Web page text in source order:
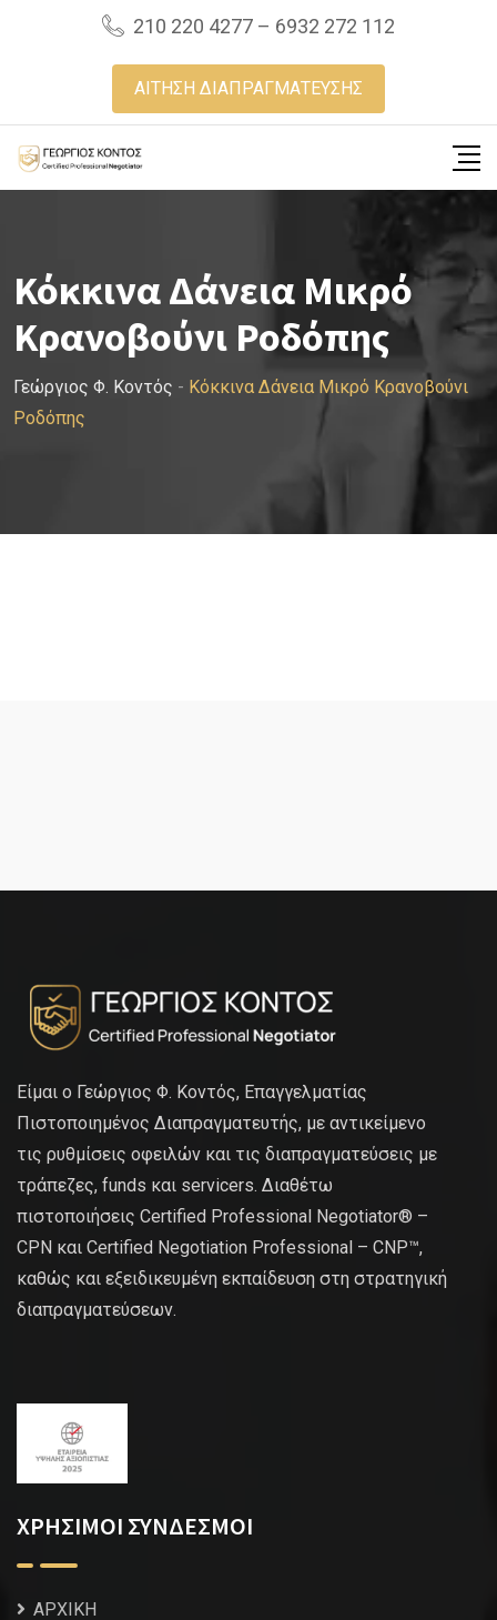
210 220 4277 – 6932 272 112
ΑΙΤΗΣΗ ΔΙΑΠΡΑΓΜΑΤΕΥΣΗΣ
Κόκκινα Δάνεια Μικρό
Κρανοβούνι Ροδόπης
Γεώργιος Φ. Κοντός - Κόκκινα Δάνεια Μικρό Κρανοβούνι
Ροδόπης
Είμαι ο Γεώργιος Φ. Κοντός, Επαγγελματίας
Πιστοποιημένος Διαπραγματευτής, με αντικείμενο
τις ρυθμίσεις οφειλών και τις διαπραγματεύσεις με
τράπεζες, funds και servicers. Διαθέτω
πιστοποιήσεις Certified Professional Negotiator® –
CPN και Certified Negotiation Professional – CNP™,
καθώς και εξειδικευμένη εκπαίδευση στη στρατηγική
διαπραγματεύσεων.
ΧΡΗΣΙΜΟΙ ΣΥΝΔΕΣΜΟΙ
ΑΡΧΙΚΗ